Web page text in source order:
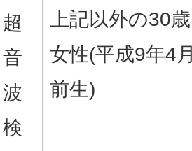
超
音
波
検
上記以外の30
女性(平成9年4
前生)